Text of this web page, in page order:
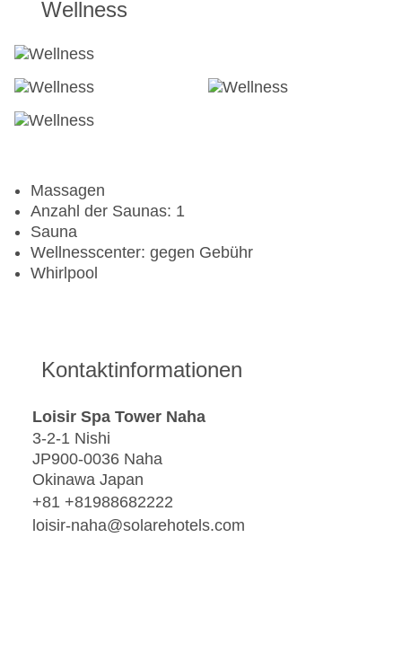
Wellness
Massagen
Anzahl der Saunas: 1
Sauna
Wellnesscenter: gegen Gebühr
Whirlpool
Kontaktinformationen
Loisir Spa Tower Naha
3-2-1 Nishi
JP900-0036 Naha
Okinawa Japan
+81 +81988682222
loisir-naha@solarehotels.com